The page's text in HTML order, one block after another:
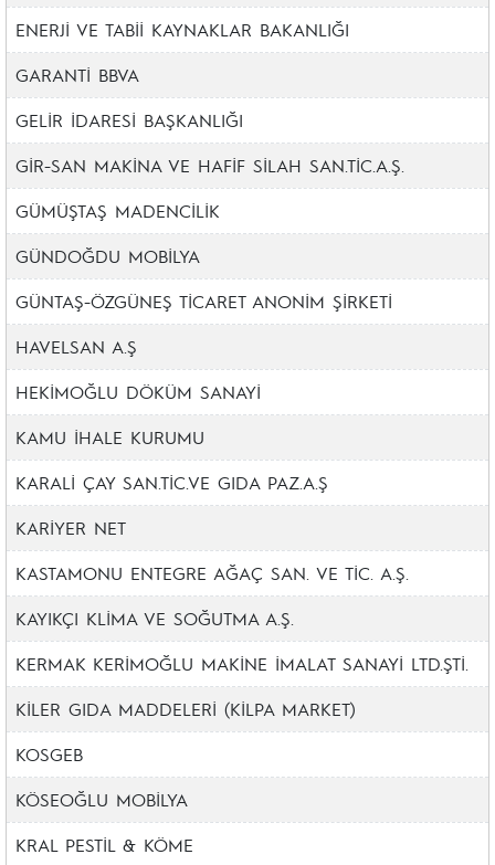
ENERJİ VE TABİİ KAYNAKLAR BAKANLIĞI
GARANTİ BBVA
GELİR İDARESİ BAŞKANLIĞI
GİR-SAN MAKİNA VE HAFİF SİLAH SAN.TİC.A.Ş.
GÜMÜŞTAŞ MADENCİLİK
GÜNDOĞDU MOBİLYA
GÜNTAŞ-ÖZGÜNEŞ TİCARET ANONİM ŞİRKETİ
HAVELSAN A.Ş
HEKİMOĞLU DÖKÜM SANAYİ
KAMU İHALE KURUMU
KARALİ ÇAY SAN.TİC.VE GIDA PAZ.A.Ş
KARİYER NET
KASTAMONU ENTEGRE AĞAÇ SAN. VE TİC. A.Ş.
KAYIKÇI KLİMA VE SOĞUTMA A.Ş.
KERMAK KERİMOĞLU MAKİNE İMALAT SANAYİ LTD.ŞTİ.
KİLER GIDA MADDELERİ (KİLPA MARKET)
KOSGEB
KÖSEOĞLU MOBİLYA
KRAL PESTİL & KÖME